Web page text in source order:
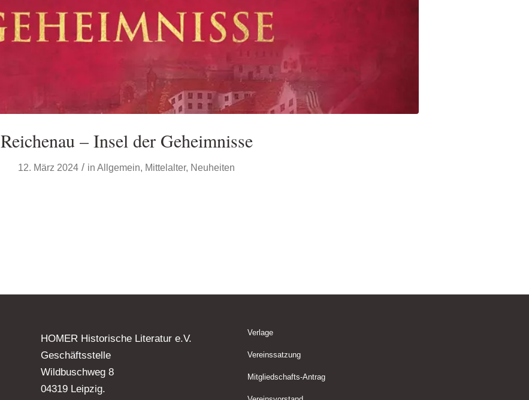
Reichenau – Insel der Geheimnisse
12. März 2024 / in Allgemein, Mittelalter, Neuheiten
HOMER Historische Literatur e.V.
Geschäftsstelle
Wildbuschweg 8
04319 Leipzig.
Verlage
Vereinssatzung
Mitgliedschafts-Antrag